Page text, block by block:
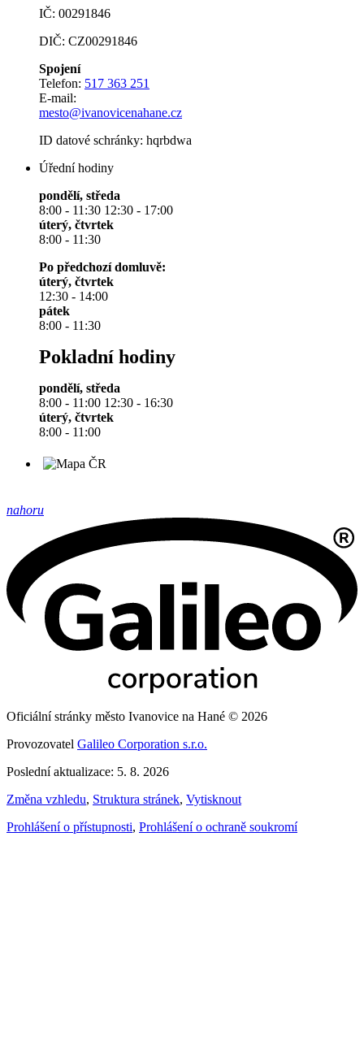
IČ: 00291846
DIČ: CZ00291846
Spojení
Telefon: 517 363 251
E-mail:
mesto@ivanovicenahane.cz
ID datové schránky: hqrbdwa
Úřední hodiny
pondělí, středa
8:00 - 11:30 12:30 - 17:00
úterý, čtvrtek
8:00 - 11:30
Po předchozí domluvě:
úterý, čtvrtek
12:30 - 14:00
pátek
8:00 - 11:30
Pokladní hodiny
pondělí, středa
8:00 - 11:00 12:30 - 16:30
úterý, čtvrtek
8:00 - 11:00
nahoru
Oficiální stránky město Ivanovice na Hané © 2026
Provozovatel Galileo Corporation s.r.o.
Poslední aktualizace: 5. 8. 2026
Změna vzhledu, Struktura stránek, Vytisknout
Prohlášení o přístupnosti, Prohlášení o ochraně soukromí